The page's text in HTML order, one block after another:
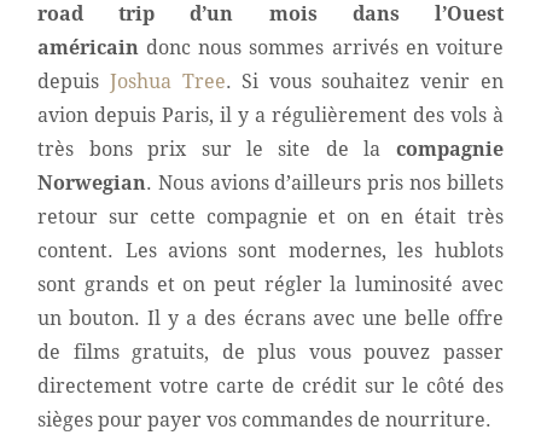
road trip d’un mois dans l’Ouest
américain donc nous sommes arrivés en voiture
depuis Joshua Tree. Si vous souhaitez venir en
avion depuis Paris, il y a régulièrement des vols à
très bons prix sur le site de la compagnie
Norwegian. Nous avions d’ailleurs pris nos billets
retour sur cette compagnie et on en était très
content. Les avions sont modernes, les hublots
sont grands et on peut régler la luminosité avec
un bouton. Il y a des écrans avec une belle offre
de films gratuits, de plus vous pouvez passer
directement votre carte de crédit sur le côté des
sièges pour payer vos commandes de nourriture.